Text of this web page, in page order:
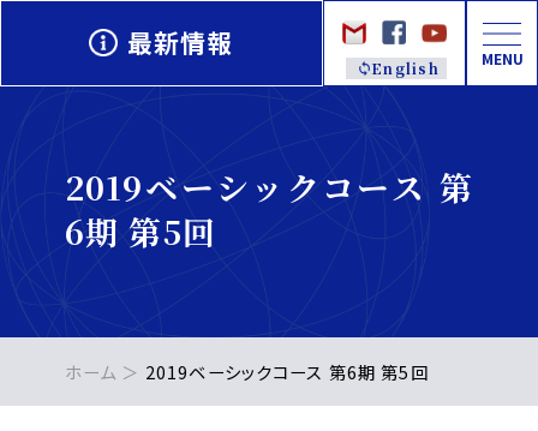
MENU
English
最新情報
2019ベーシックコース 第
6期 第5回
ホーム 2019ベーシックコース 第6期 第5回